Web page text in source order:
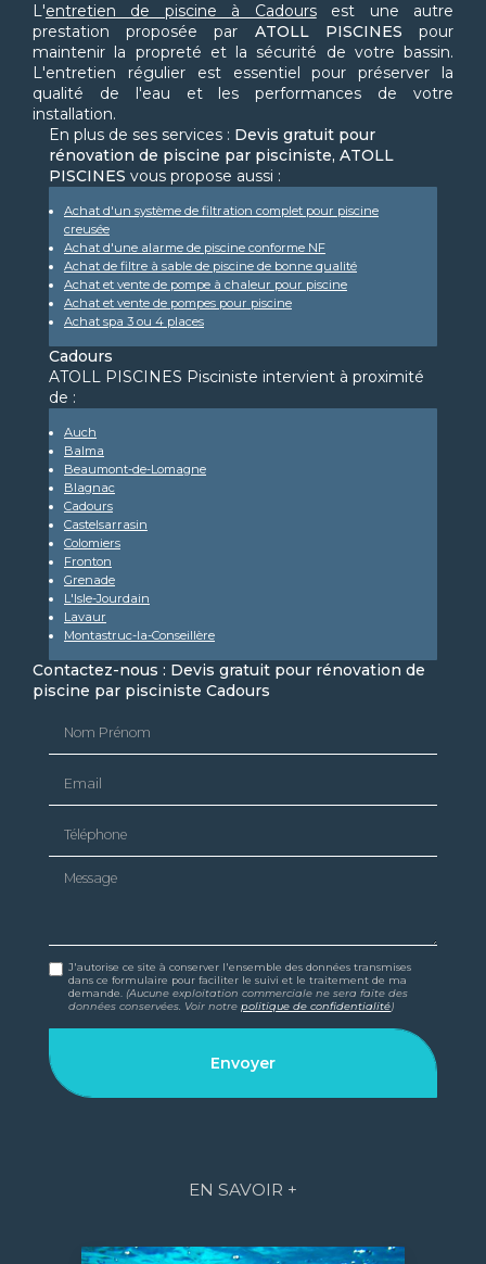
L'entretien de piscine à Cadoursest une autre
prestation proposée par ATOLL PISCINES pour
maintenir la propreté et la sécurité de votre bassin.
L'entretien régulier est essentiel pour préserver la
qualité de l'eau et les performances de votre
installation.
En plus de ses services : Devis gratuit pour
rénovation de piscine par pisciniste, ATOLL
PISCINES vous propose aussi :
Achat d'un système de filtration complet pour piscine
creusée
Achat d'une alarme de piscine conforme NF
Achat de filtre à sable de piscine de bonne qualité
Achat et vente de pompe à chaleur pour piscine
Achat et vente de pompes pour piscine
Achat spa 3 ou 4 places
Cadours
ATOLL PISCINES Pisciniste intervient à proximité
de :
Auch
Balma
Beaumont-de-Lomagne
Blagnac
Cadours
Castelsarrasin
Colomiers
Fronton
Grenade
L'Isle-Jourdain
Lavaur
Montastruc-la-Conseillère
Contactez-nous : Devis gratuit pour rénovation de
piscine par pisciniste Cadours
Message
J'autorise ce site à conserver l'ensemble des données transmises
dans ce formulaire pour faciliter le suivi et le traitement de ma
demande. (Aucune exploitation commerciale ne sera faite des
données conservées. Voir notrepolitique de confidentialité)
EN SAVOIR +